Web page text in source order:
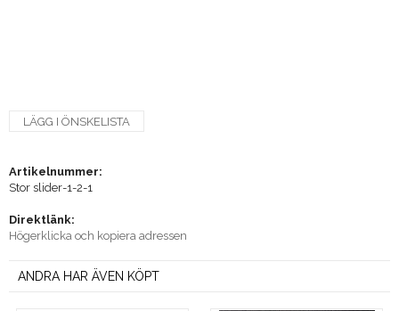
LÄGG I ÖNSKELISTA
Artikelnummer:
Stor slider-1-2-1
Direktlänk:
Högerklicka och kopiera adressen
ANDRA HAR ÄVEN KÖPT